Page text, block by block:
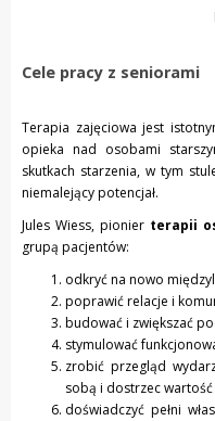
Cele pracy z seniorami
Terapia zajęciowa jest
opieka nad osobami
skutkach starzenia, w tym
niemalejący potencjał.
Jules Wiess, pionier terapii
grupą pacjentów:
odkryć na nowo
poprawić relacje i
budować i zwiększać
stymulować
zrobić przegląd
sobą i dostrzec
doświadczyć pełni